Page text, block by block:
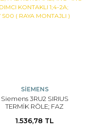
SİEMENS
Siemens 3RU2 SIRIUS
TERMİK RÖLE; FAZ
YARDIMCI KONTAKLI 1;4-
1.536,78 TL